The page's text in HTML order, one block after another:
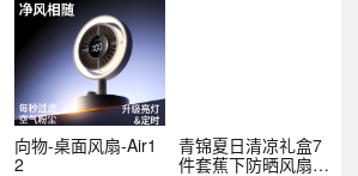
向物-桌面风扇-Air1
2
青锦夏日清凉礼盒7
件套蕉下防晒风扇员